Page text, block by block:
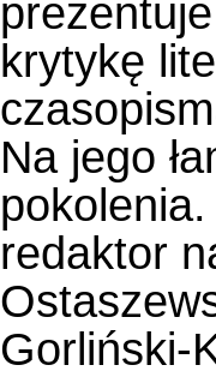
krytykę
Na jego
redaktor
Gorliński-